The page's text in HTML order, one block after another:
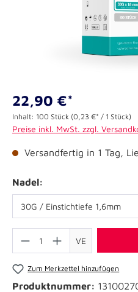
22,90 €*
Inhalt: 100 Stück (0,23 €* / 1 Stück)
Preise inkl. MwSt. zzgl.
Versandfertig in 1 Tag,
Nadel:
VE
Zum Merkzettel hinzufügen
Produktnummer: